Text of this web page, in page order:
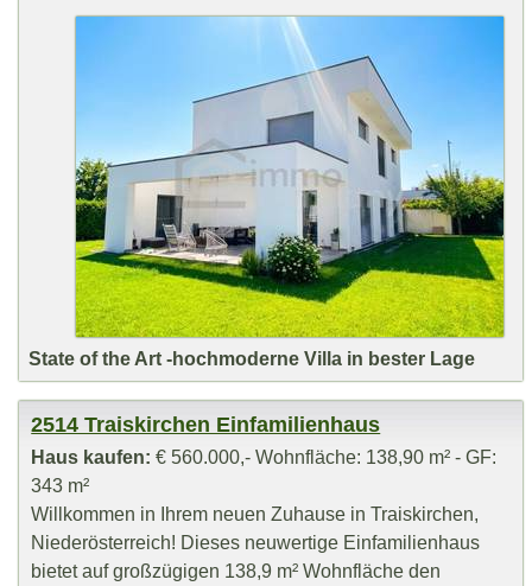
State of the Art -hochmoderne Villa in bester Lage
2514 Traiskirchen Einfamilienhaus
Haus kaufen: € 560.000,- Wohnfläche: 138,90 m² - GF:
343 m²
Willkommen in Ihrem neuen Zuhause in Traiskirchen,
Niederösterreich! Dieses neuwertige Einfamilienhaus
bietet auf großzügigen 138,9 m² Wohnfläche den